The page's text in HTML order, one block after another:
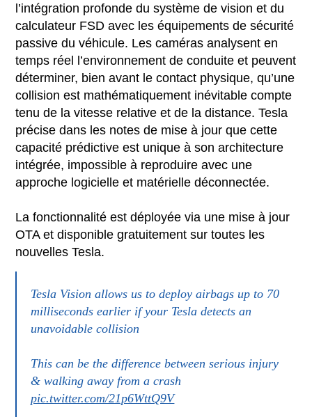
l’intégration profonde du système de vision et du
calculateur FSD avec les équipements de sécurité
passive du véhicule. Les caméras analysent en
temps réel l’environnement de conduite et peuvent
déterminer, bien avant le contact physique, qu’une
collision est mathématiquement inévitable compte
tenu de la vitesse relative et de la distance. Tesla
précise dans les notes de mise à jour que cette
capacité prédictive est unique à son architecture
intégrée, impossible à reproduire avec une
approche logicielle et matérielle déconnectée.
La fonctionnalité est déployée via une mise à jour
OTA et disponible gratuitement sur toutes les
nouvelles Tesla.
Tesla Vision allows us to deploy airbags up to 70
milliseconds earlier if your Tesla detects an
unavoidable collision
This can be the difference between serious injury
& walking away from a crash
pic.twitter.com/21p6WttQ9V